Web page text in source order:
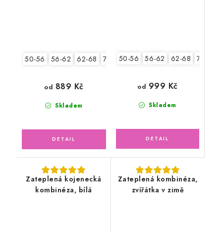
50-56 56-62 62-68 74-80
Skladem
od 889 Kč
50-56 56-62 62-68 74-80
Skladem
od 999 Kč
Zateplená kojenecká
kombinéza, bílá
Zateplená kombinéza,
zvířátka v zimě